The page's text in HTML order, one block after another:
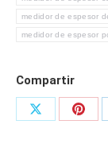
MARCA
EXTECH
medidor de espesor
medidor de espesor
Compartir
Share